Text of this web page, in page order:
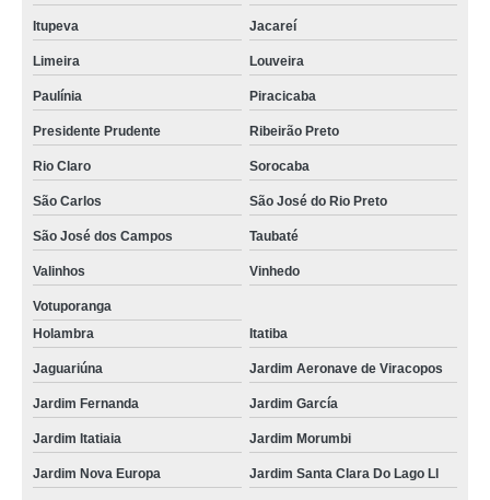
Itupeva Jacareí
Limeira Louveira
Paulínia Piracicaba
Presidente Prudente Ribeirão Preto
Rio Claro Sorocaba
São Carlos São José do Rio Preto
São José dos Campos Taubaté
Valinhos Vinhedo
Votuporanga
Holambra
Itatiba
Jaguariúna Jardim Aeronave de Viracopos
Jardim Fernanda Jardim García
Jardim Itatiaia Jardim Morumbi
Jardim Nova Europa Jardim Santa Clara Do Lago Ll